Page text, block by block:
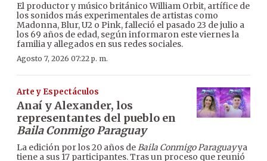
El productor y músico británico William Orbit, artífice de
los sonidos más experimentales de artistas como
Madonna, Blur, U2 o Pink, falleció el pasado 23 de julio a
los 69 años de edad, según informaron este viernes la
familia y allegados en sus redes sociales.
Agosto 7, 2026 07:22 p. m.
Arte y Espectáculos
Anaí y Alexander, los
representantes del pueblo en
Baila Conmigo Paraguay
La edición por los 20 años deBaila Conmigo Paraguayya
tiene a sus 17 participantes. Tras un proceso que reunió